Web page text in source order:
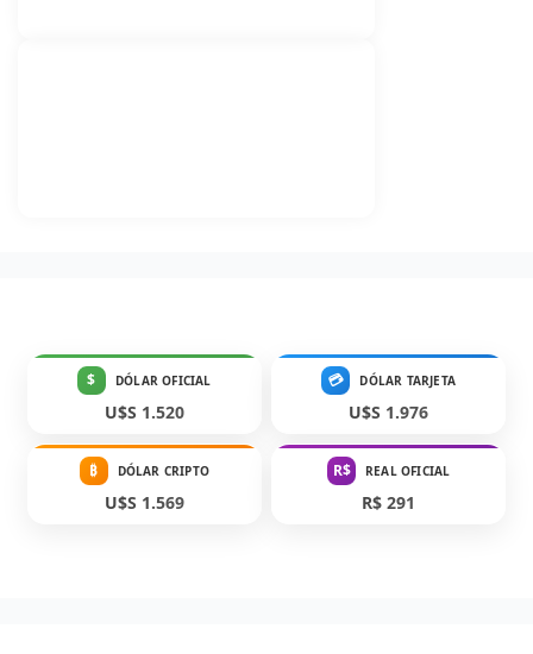
$ DÓLAR OFICIAL
U$S 1.520
💳 DÓLAR TARJETA
U$S 1.976
₿ DÓLAR CRIPTO
U$S 1.569
R$ REAL OFICIAL
R$ 291